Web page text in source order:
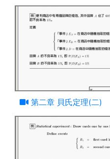
第二章 貝氏定理(二)